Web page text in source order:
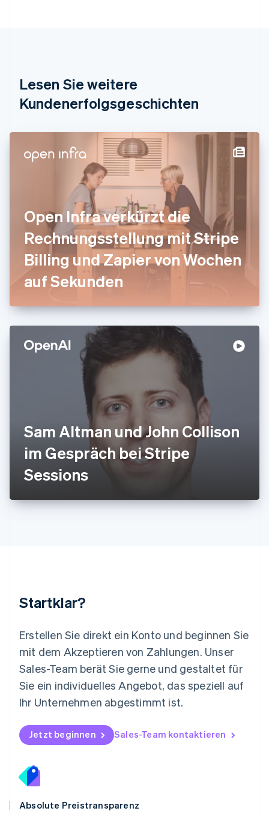
Lesen Sie weitere
Kundenerfolgsgeschichten
Open Infra verkürzt die
Rechnungsstellung mit Stripe
Billing und Zapier von Wochen
auf Sekunden
Sam Altman und John Collison
im Gespräch bei Stripe
Sessions
Startklar?
Erstellen Sie direkt ein Konto und beginnen Sie
mit dem Akzeptieren von Zahlungen. Unser
Sales-Team berät Sie gerne und gestaltet für
Sie ein individuelles Angebot, das speziell auf
Ihr Unternehmen abgestimmt ist.
Jetzt beginnen Sales-Team kontaktieren
Absolute Preistransparenz
DeutschEnglish
English
EnglishSvenska
English
Griechenland
English
Indien
English
Irland
English
Italien
Japan
日本語English
Kanada
English Français
Italiano
Liechtenstein
Litauen
English
Luxemburg
FrançaisDeutsch
Malaysia
Malta
Nederlands English
Norwegen
Österreich
Polen
English
Portugal
Português English
Rumänien
Schweden
Svenska English
Singapur
English
Slowakei